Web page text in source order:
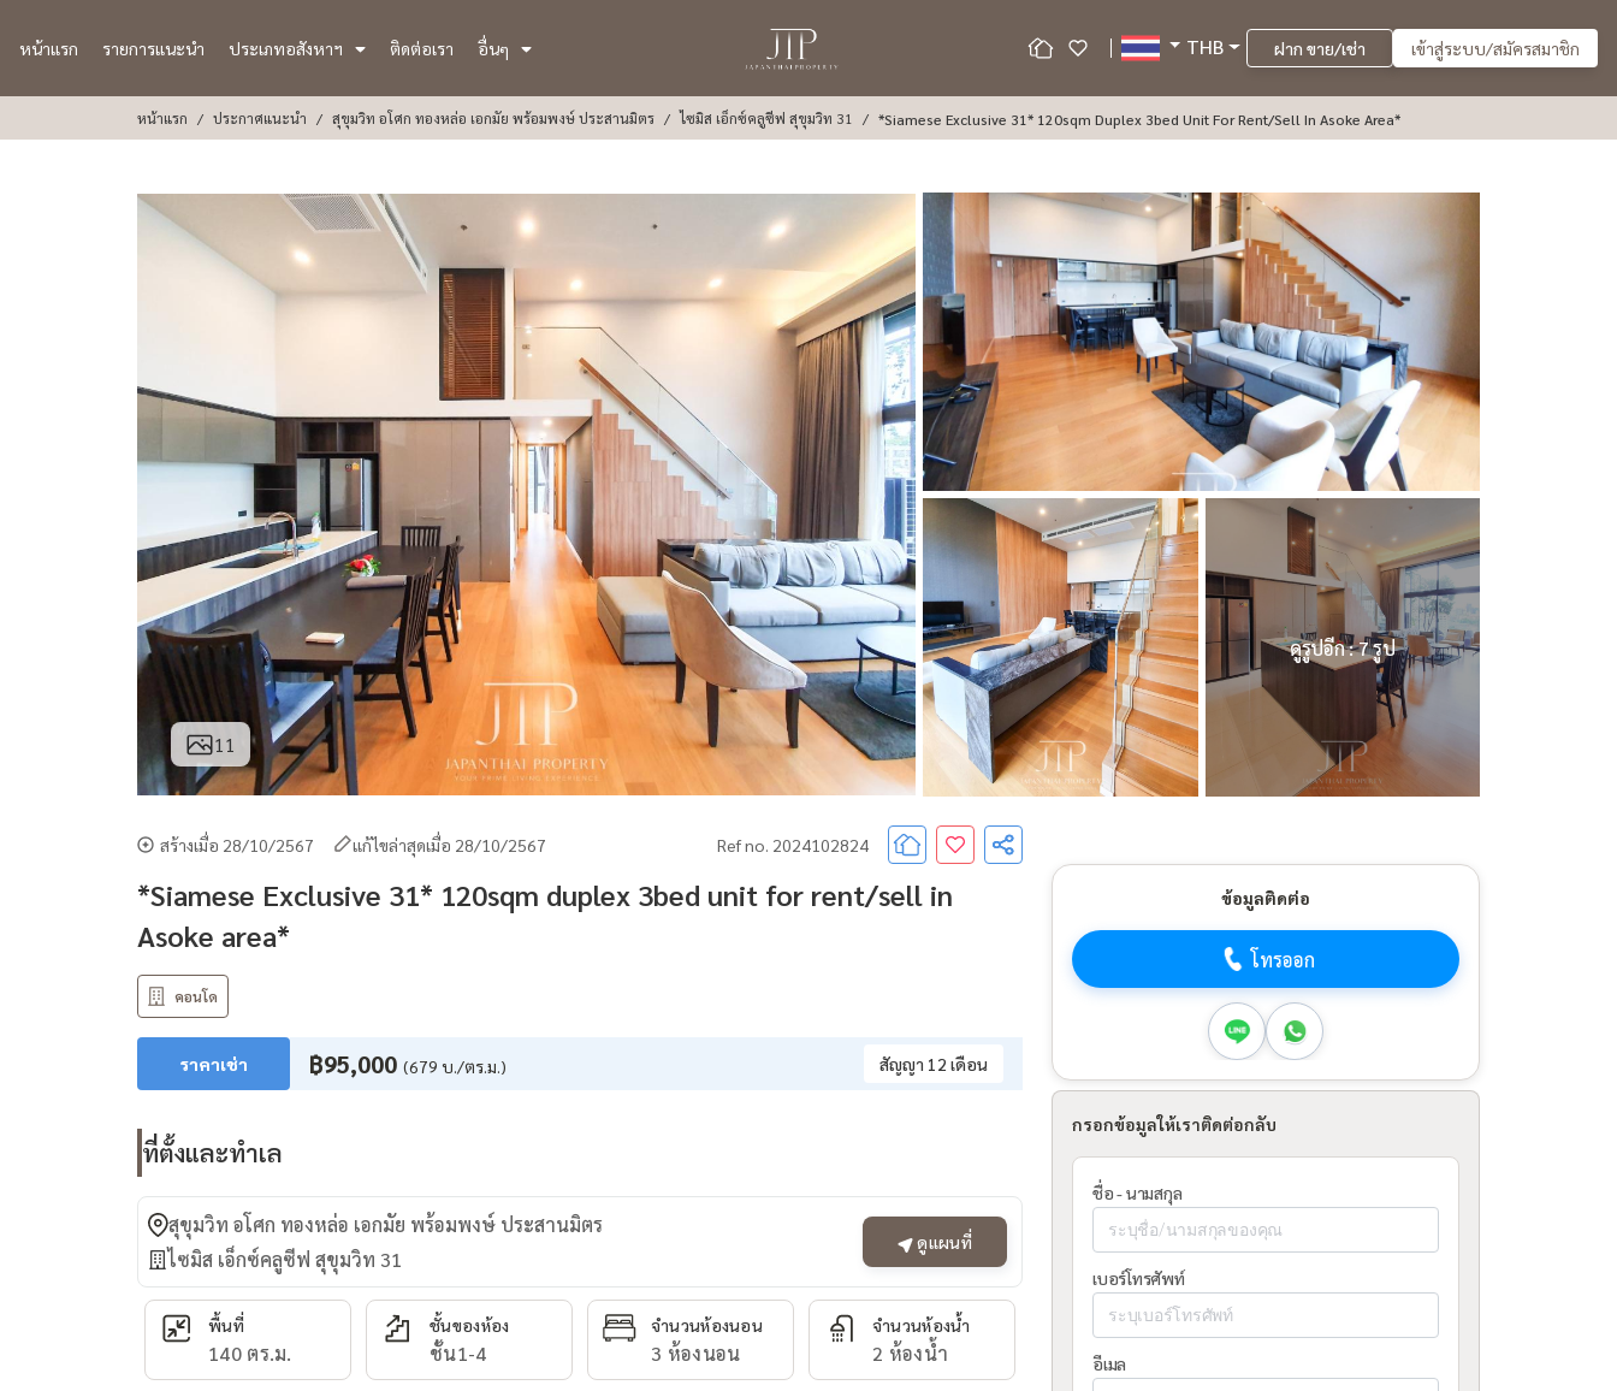
หน้าแรก รายการแนะนำ ประเภทอสังหาฯ ติดต่อเรา อื่นๆ THB ฝาก ขาย/เช่า เข้าสู่ระบบ/สมัครสมาชิก
หน้าแรก ประกาศแนะนำ สุขุมวิท อโศก ทองหล่อ เอกมัย พร้อมพงษ์ ประสานมิตร ไซมิส เอ็กซ์คลูซีฟ สุขุมวิท 31 *Siamese Exclusive 31* 120sqm Duplex 3bed Unit For Rent/sell In Asoke Area*
11
ดูรูปอีก : 7 รูป
สร้างเมื่อ 28/10/2567 แก้ไขล่าสุดเมื่อ 28/10/2567 Ref no. 2024102824
*Siamese Exclusive 31* 120sqm duplex 3bed unit for rent/sell in
Asoke area*
คอนโด
ราคาเช่า ฿95,000 (679 บ./ตร.ม.) สัญญา 12 เดือน
ที่ตั้งและทำเล
สุขุมวิท อโศก ทองหล่อ เอกมัย พร้อมพงษ์ ประสานมิตร
ไซมิส เอ็กซ์คลูซีฟ สุขุมวิท 31
ดูแผนที่
พื้นที่
140 ตร.ม.
ชั้นของห้อง
ชั้น1-4
จำนวนห้องนอน
3 ห้องนอน
จำนวนห้องน้ำ
2 ห้องน้ำ
ข้อมูลติดต่อ
โทรออก
กรอกข้อมูลให้เราติดต่อกลับ
ชื่อ - นามสกุล
เบอร์โทรศัพท์
อีเมล